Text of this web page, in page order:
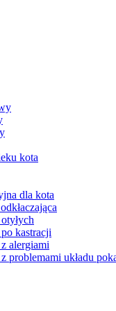
kota
dla kota
kastracji
alergiami
problemami układu